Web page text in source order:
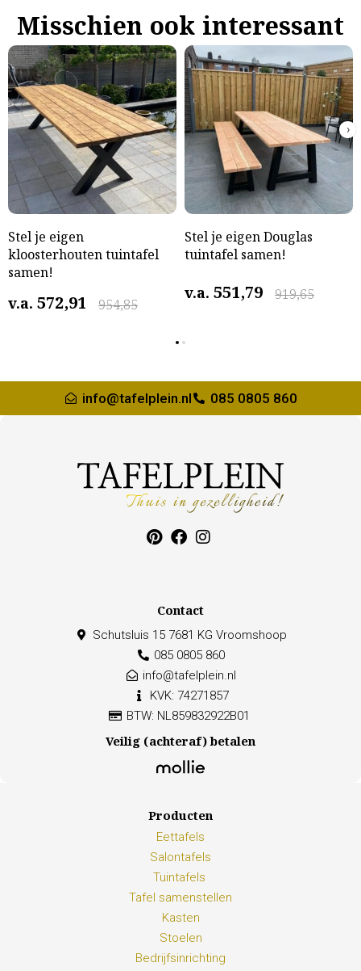
Misschien ook interessant
Stel je eigen
kloosterhouten tuintafel
samen!
v.a. 954,85
572,91
Stel je eigen Douglas
tuintafel samen!
v.a. 919,65
551,79
›
info@tafelplein.nl 085 0805 860
Contact
Schutsluis 15 7681 KG Vroomshoop
085 0805 860
info@tafelplein.nl
KVK: 74271857
BTW: NL859832922B01
Veilig (achteraf) betalen
Producten
Eettafels
Salontafels
Tuintafels
Tafel samenstellen
Kasten
Stoelen
Bedrijfsinrichting